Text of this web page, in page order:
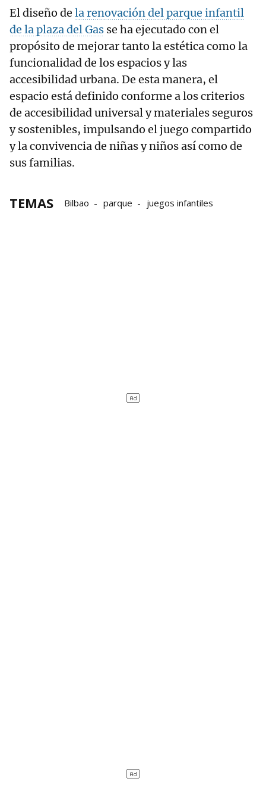
El diseño de la renovación del parque infantil
de la plaza del Gas se ha ejecutado con el
propósito de mejorar tanto la estética como la
funcionalidad de los espacios y las
accesibilidad urbana. De esta manera, el
espacio está definido conforme a los criterios
de accesibilidad universal y materiales seguros
y sostenibles, impulsando el juego compartido
y la convivencia de niñas y niños así como de
sus familias.
TEMAS Bilbao parque juegos infantiles